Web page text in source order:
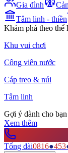
Gia đình
Tâm linh - thiền
Khám phá theo thể
Khu vui chơi
Công viên nước
Cáp treo & núi
Tâm linh
Gợi ý dành cho bạn
Xem thêm
Tổng đài0816●453